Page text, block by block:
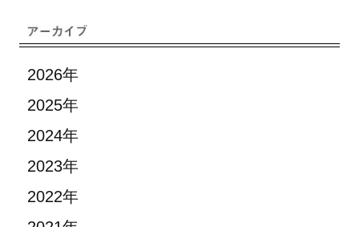
2026年
2025年
2024年
2023年
2022年